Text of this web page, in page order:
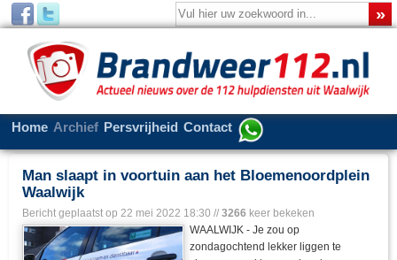
Home Archief Persvrijheid Contact
Man slaapt in voortuin aan het Bloemenoordplein
Waalwijk
Bericht geplaatst op 22 mei 2022 18:30 // 3266 keer bekeken
WAALWIJK - Je zou op
zondagochtend lekker liggen te